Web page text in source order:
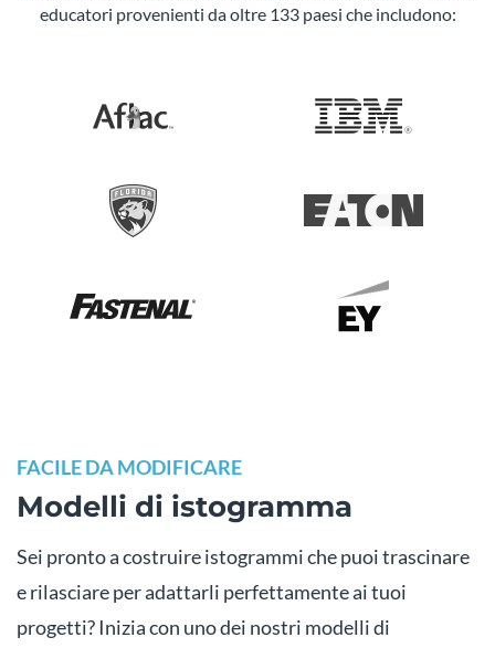
educatori provenienti da oltre 133 paesi che includono:
FACILE DA MODIFICARE
Modelli di istogramma
Sei pronto a costruire istogrammi che puoi trascinare
e rilasciare per adattarli perfettamente ai tuoi
progetti? Inizia con uno dei nostri modelli di